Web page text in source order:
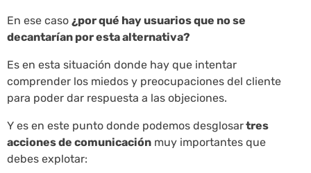
En ese caso ¿por qué hay usuarios que no se
decantarían por esta alternativa?
Es en esta situación donde hay que intentar
comprender los miedos y preocupaciones del cliente
para poder dar respuesta a las objeciones.
Y es en este punto donde podemos desglosartres
acciones de comunicación muy importantes que
debes explotar: